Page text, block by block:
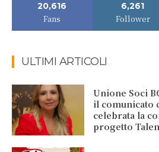
20,616
Fans
6,261
Follower
ULTIMI ARTICOLI
Unione Soci
il comunicato
celebrata la
progetto